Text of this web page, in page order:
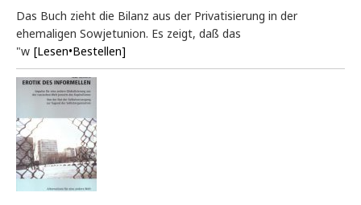
Das Buch zieht die Bilanz aus der Privatisierung in der
ehemaligen Sowjetunion. Es zeigt, daß das
"w [Lesen•Bestellen]